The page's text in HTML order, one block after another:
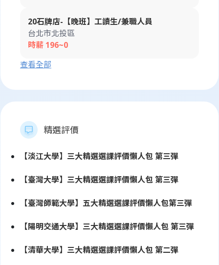
動力學 (Harmonic Oscillations & Periodic
Dynamics) 研究系統在穩定平衡點附近的微小擾動，
建立簡諧振動與周期運動的微分方程解析模型。
20石牌店-【晚班】工讀生/兼職人員
台北市北投區
時薪 196~0
查看全部
精選評價
【淡江大學】三大精選選課評價懶人包 第三彈
【臺灣大學】三大精選選課評價懶人包 第三彈
【臺灣師範大學】五大精選選課評價懶人包第三彈
【陽明交通大學】三大精選選課評價懶人包 第三彈
【清華大學】三大精選選課評價懶人包 第二彈